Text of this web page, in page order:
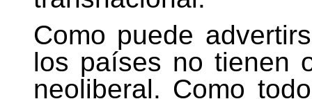
Como puede
los países no tienen
neoliberal. Como